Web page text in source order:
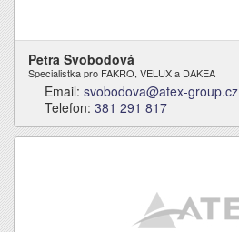
Petra Svobodová
Specialistka pro FAKRO, VELUX a DAKEA
Email: svobodova@atex-group.cz
Telefon: 381 291 817